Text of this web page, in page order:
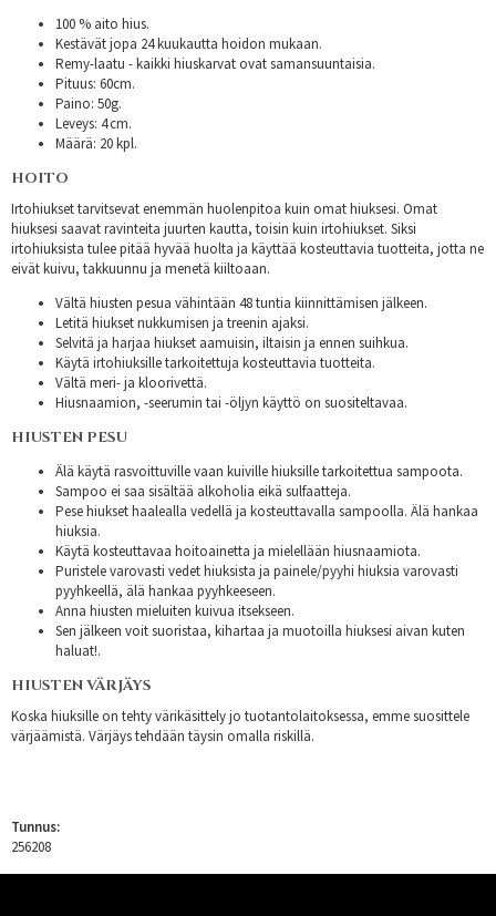
100 % aito hius.
Kestävät jopa 24 kuukautta hoidon mukaan.
Remy-laatu - kaikki hiuskarvat ovat samansuuntaisia.
Pituus: 60cm.
Paino: 50g.
Leveys: 4 cm.
Määrä: 20 kpl.
HOITO
Irtohiukset tarvitsevat enemmän huolenpitoa kuin omat hiuksesi. Omat
hiuksesi saavat ravinteita juurten kautta, toisin kuin irtohiukset. Siksi
irtohiuksista tulee pitää hyvää huolta ja käyttää kosteuttavia tuotteita, jotta ne
eivät kuivu, takkuunnu ja menetä kiiltoaan.
Vältä hiusten pesua vähintään 48 tuntia kiinnittämisen jälkeen.
Letitä hiukset nukkumisen ja treenin ajaksi.
Selvitä ja harjaa hiukset aamuisin, iltaisin ja ennen suihkua.
Käytä irtohiuksille tarkoitettuja kosteuttavia tuotteita.
Vältä meri- ja kloorivettä.
Hiusnaamion, -seerumin tai -öljyn käyttö on suositeltavaa.
HIUSTEN PESU
Älä käytä rasvoittuville vaan kuiville hiuksille tarkoitettua sampoota.
Sampoo ei saa sisältää alkoholia eikä sulfaatteja.
Pese hiukset haalealla vedellä ja kosteuttavalla sampoolla. Älä hankaa
hiuksia.
Käytä kosteuttavaa hoitoainetta ja mielellään hiusnaamiota.
Puristele varovasti vedet hiuksista ja painele/pyyhi hiuksia varovasti
pyyhkeellä, älä hankaa pyyhkeeseen.
Anna hiusten mieluiten kuivua itsekseen.
Sen jälkeen voit suoristaa, kihartaa ja muotoilla hiuksesi aivan kuten
haluat!.
HIUSTEN VÄRJÄYS
Koska hiuksille on tehty värikäsittely jo tuotantolaitoksessa, emme suosittele
värjäämistä. Värjäys tehdään täysin omalla riskillä.
Tunnus:
256208